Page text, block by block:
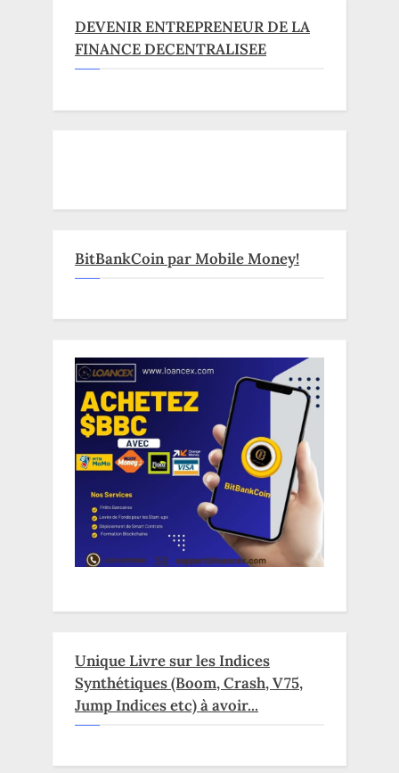
DEVENIR ENTREPRENEUR DE LA
FINANCE DECENTRALISEE
BitBankCoin par Mobile Money!
Unique Livre sur les Indices
Synthétiques (Boom, Crash, V75,
Jump Indices etc) à avoir...